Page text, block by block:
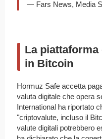
— Fars News, Media
La piattaforma
in Bitcoin
Hormuz Safe accetta
valuta digitale che opera
International ha riportato
"criptovalute, incluso il
valute digitali potrebbero